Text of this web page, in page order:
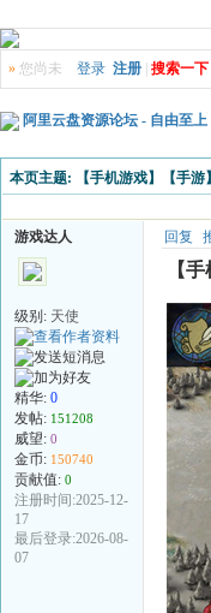
» 您尚未 登录 注册 搜索一下
阿里云盘资源论坛 - 自由至上
本页主题: 【手机游戏】【手
游戏达人
级别: 天使
精华: 0
发帖: 151208
威望: 0
金币: 150740
贡献值: 0
注册时间:2025-12-
17
最后登录:2026-08-
07
回复
【